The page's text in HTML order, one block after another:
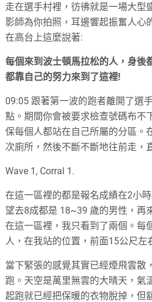
走在選手村裡，彷彿就是一場大型
影師為你拍照，耳邊響起振奮人心
在高台上這麼說著:
每個來到波士頓馬拉松的人，身後
都靠自己的努力來到了這裡!
09:05 跟著第一波的跑者離開了選
點。期間你會被要求檢查號碼布不
保每個人都站在自己所屬的分區。
次廁所，然後不斷不斷地往前走，
Wave 1, Corral 1.
在這一區裡的都是報名成績在2小
望去8成都是 18~39 歲的男性，再
在這一區裡，我只看到了兩個。每
人，在我站的位置，前面15公尺左
當下緊張的感覺其實已經煙飛雲散
跑。天空是萬里無雲的大晴天，氣
起跑就已經把保暖的衣物脫掉，但